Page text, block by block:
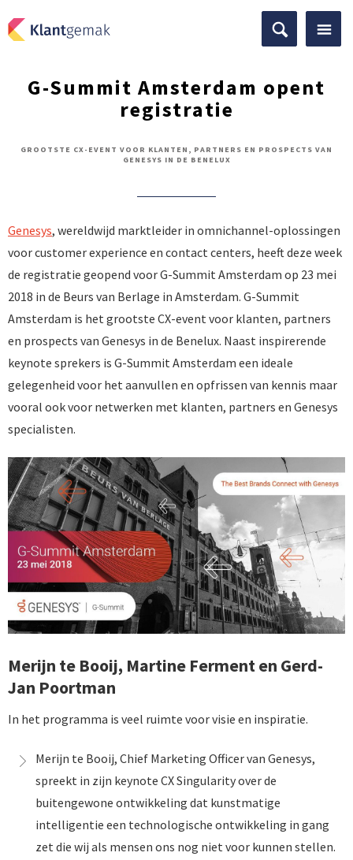
G-Summit Amsterdam opent
registratie
GROOTSTE CX-EVENT VOOR KLANTEN, PARTNERS EN PROSPECTS VAN
GENESYS IN DE BENELUX
Genesys, wereldwijd marktleider in omnichannel-oplossingen
voor customer experience en contact centers, heeft deze week
de registratie geopend voor G-Summit Amsterdam op 23 mei
2018 in de Beurs van Berlage in Amsterdam. G-Summit
Amsterdam is het grootste CX-event voor klanten, partners
en prospects van Genesys in de Benelux. Naast inspirerende
keynote sprekers is G-Summit Amsterdam een ideale
gelegenheid voor het aanvullen en opfrissen van kennis maar
vooral ook voor netwerken met klanten, partners en Genesys
specialisten.
Merijn te Booij, Martine Ferment en Gerd-
Jan Poortman
In het programma is veel ruimte voor visie en inspiratie.
Merijn te Booij, Chief Marketing Officer van Genesys,
spreekt in zijn keynote CX Singularity over de
buitengewone ontwikkeling dat kunstmatige
intelligentie een technologische ontwikkeling in gang
zet die wij als mensen ons nog niet voor kunnen stellen.